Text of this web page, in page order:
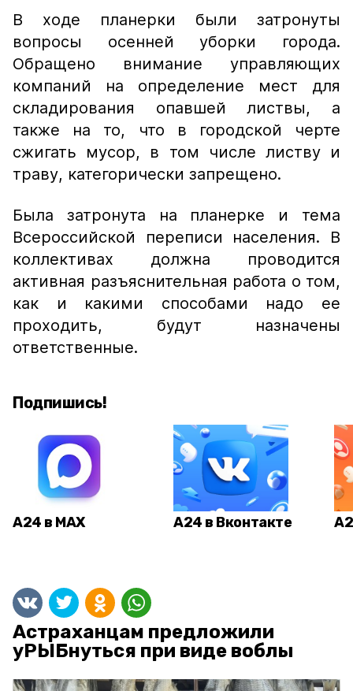
В ходе планерки были затронуты
вопросы осенней уборки города.
Обращено внимание управляющих
компаний на определение мест для
складирования опавшей листвы, а
также на то, что в городской черте
сжигать мусор, в том числе листву и
траву, категорически запрещено.
Была затронута на планерке и тема
Всероссийской переписи населения. В
коллективах должна проводится
активная разъяснительная работа о том,
как и какими способами надо ее
проходить, будут назначены
ответственные.
Подпишись!
А24 в MAX А24 в Вконтакте
Астраханцам предложили
уРЫБнуться при виде воблы